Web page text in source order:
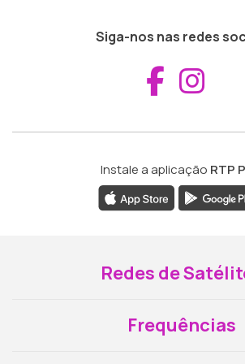
Siga-nos nas redes
Instale a aplicação RTP
Redes de
Frequências